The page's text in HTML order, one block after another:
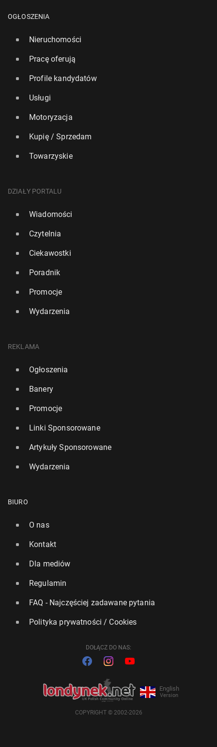
OGŁOSZENIA
Nieruchomości
Pracę oferują
Profile kandydatów
Usługi
Motoryzacja
Kupię / Sprzedam
Towarzyskie
DZIAŁY PORTALU
Wiadomości
Czytelnia
Ciekawostki
Poradnik
Promocje
Wydarzenia
REKLAMA
Ogłoszenia
Banery
Promocje
Linki Sponsorowane
Artykuły Sponsorowane
Wydarzenia
BIURO
O nas
Kontakt
Dla mediów
Regulamin
FAQ - Najczęściej zadawane pytania
Polityka prywatności / Cookies
DOŁĄCZ DO NAS:
English
Version
COPYRIGHT © 2002-2026